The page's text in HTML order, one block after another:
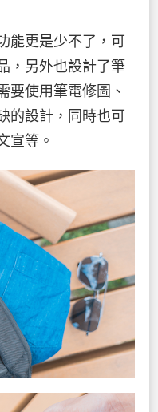
能更是少不了，可
，另外也設計了筆
要使用筆電修圖、
的設計，同時也可
宣等。